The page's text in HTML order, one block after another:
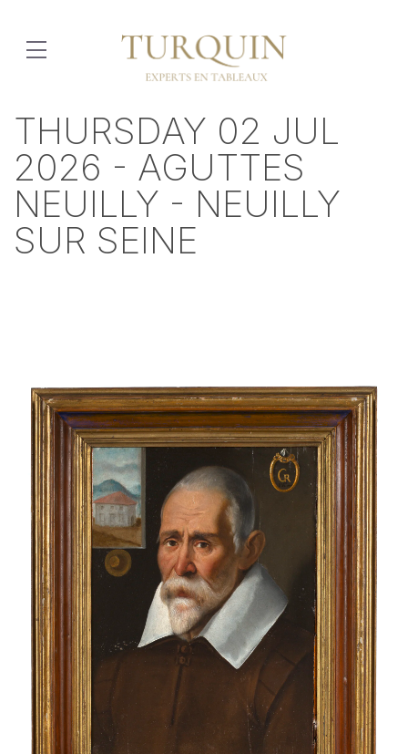
THURSDAY 02 JUL
2026 - AGUTTES
NEUILLY - NEUILLY
SUR SEINE